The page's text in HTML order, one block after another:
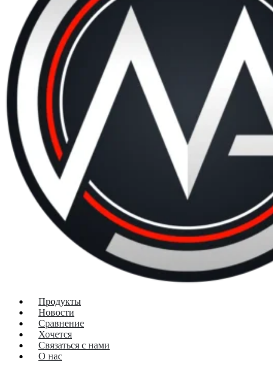
Продукты
Новости
Сравнение
Хочется
Связаться с нами
О нас